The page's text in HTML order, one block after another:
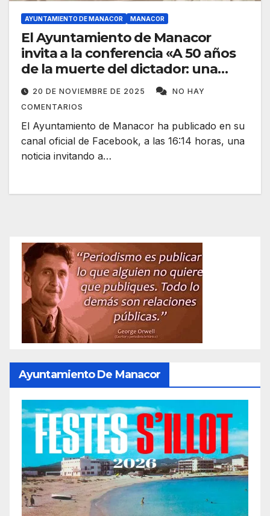
AYUNTAMIENTO DE MANACOR MANACOR
El Ayuntamiento de Manacor
invita a la conferencia «A 50 años
de la muerte del dictador: una
historia de violencia»
20 DE NOVIEMBRE DE 2025
NO HAY
COMENTARIOS
El Ayuntamiento de Manacor ha publicado en su
canal oficial de Facebook, a las 16:14 horas, una
noticia invitando a…
Ayuntamiento De Manacor